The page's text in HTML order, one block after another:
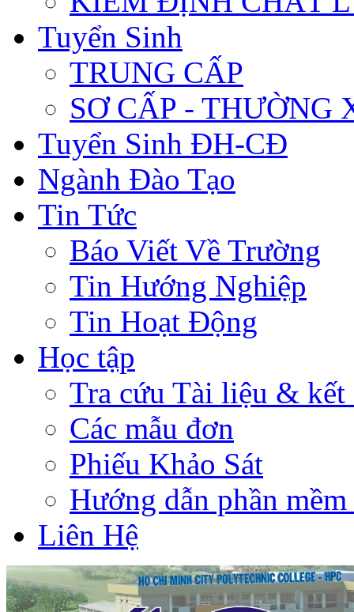
Tuyển Sinh
TRUNG CẤP
SƠ CẤP - THƯỜNG
Tuyển Sinh ĐH-CĐ
Ngành Đào Tạo
Tin Tức
Báo Viết Về Trường
Tin Hướng Nghiệp
Tin Hoạt Động
Học tập
Tra cứu Tài liệu & kết
Các mẫu đơn
Phiếu Khảo Sát
Hướng dẫn phần
Liên Hệ